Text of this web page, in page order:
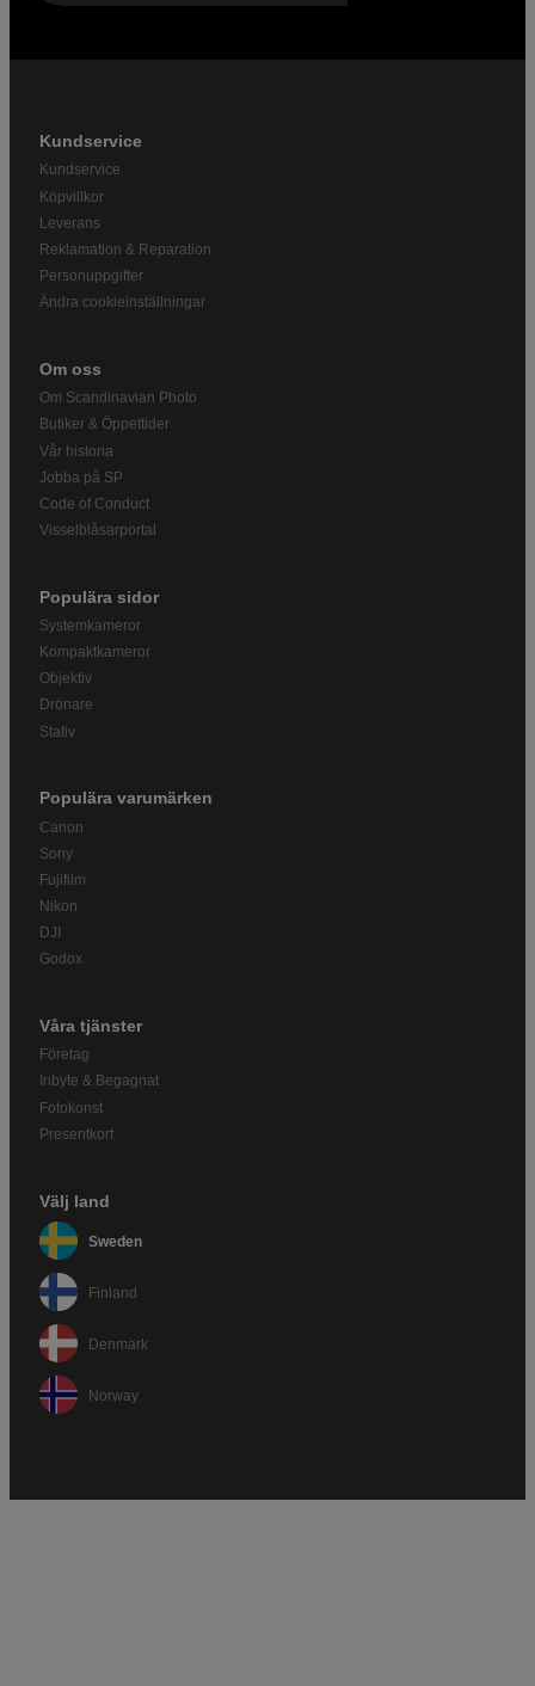
Kundservice
Kundservice
Köpvillkor
Leverans
Reklamation & Reparation
Personuppgifter
Ändra cookieinställningar
Om oss
Om Scandinavian Photo
Butiker & Öppettider
Vår historia
Jobba på SP
Code of Conduct
Visselblåsarportal
Populära sidor
Systemkameror
Kompaktkameror
Objektiv
Drönare
Stativ
Populära varumärken
Canon
Sony
Fujifilm
Nikon
DJI
Godox
Våra tjänster
Företag
Inbyte & Begagnat
Fotokonst
Presentkort
Välj land
Sweden
Finland
Denmark
Norway